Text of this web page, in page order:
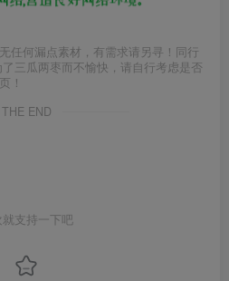
任何漏点素材，有需求请另寻！同行
三瓜两枣而不愉快，请自行考虑是否
！
THE END
就支持一下吧